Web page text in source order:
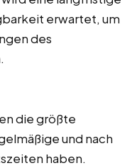
erwartet, um
des
die größte
und nach
haben.